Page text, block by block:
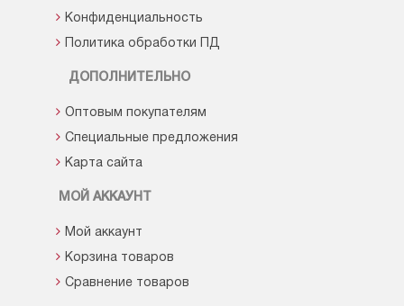
Конфиденциальность
Политика обработки ПД
ДОПОЛНИТЕЛЬНО
Оптовым покупателям
Специальные предложения
Карта сайта
МОЙ АККАУНТ
Мой аккаунт
Корзина товаров
Сравнение товаров